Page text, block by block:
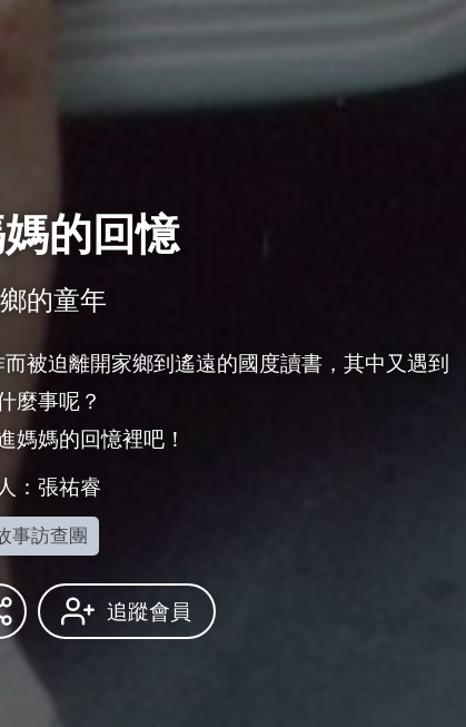
的回憶
的童年
被迫離開家鄉到遙遠的國度讀書，其中又遇到
麼事呢？
媽媽的回憶裡吧！
：張祐睿
事訪查團
追蹤會員